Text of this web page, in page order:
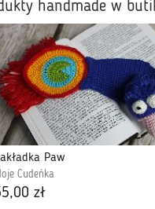
handmade w
Paw
Cudeńka
zł